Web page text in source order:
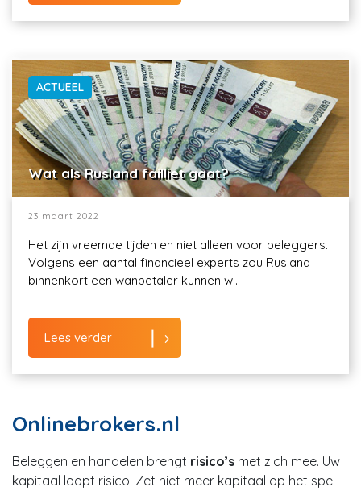
ACTUEEL
Wat als Rusland failliet gaat?
23 maart 2022
Het zijn vreemde tijden en niet alleen voor beleggers.
Volgens een aantal financieel experts zou Rusland
binnenkort een wanbetaler kunnen w...
Lees verder
Onlinebrokers.nl
Beleggen en handelen brengt risico’s met zich mee. Uw
kapitaal loopt risico. Zet niet meer kapitaal op het spel